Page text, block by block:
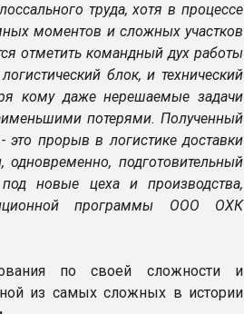
труда, хотя в процессе
моментов и сложных участков
отметить командный дух работы
блок, и технический
кому даже нерешаемые задачи
потерями. Полученный
это прорыв в логистике доставки
подготовительный
новые цеха и производства,
программы ООО ОХК
по своей сложности и
из самых сложных в истории